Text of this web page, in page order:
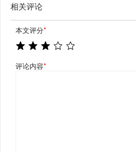
相关评论
本文评分*
评论内容*